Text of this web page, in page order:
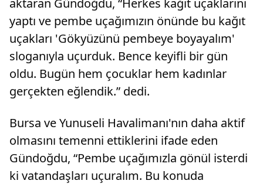
aktaran Gündoğdu, “Herkes kağıt uçaklarını
yaptı ve pembe uçağımızın önünde bu kağıt
uçakları 'Gökyüzünü pembeye boyayalım'
sloganıyla uçurduk. Bence keyifli bir gün
oldu. Bugün hem çocuklar hem kadınlar
gerçekten eğlendik.” dedi.
Bursa ve Yunuseli Havalimanı'nın daha aktif
olmasını temenni ettiklerini ifade eden
Gündoğdu, “Pembe uçağımızla gönül isterdi
ki vatandaşları uçuralım. Bu konuda